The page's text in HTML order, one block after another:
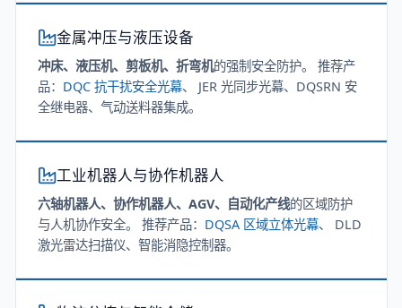
金属冲压与液压设备
冲床、液压机、剪板机、折弯机的强制安全防护。 推荐产
品： DQC 抗干扰安全光幕、 JER 光同步光幕、DQSRN 安
全继电器、气动送料器集成。
工业机器人与协作机器人
六轴机器人、协作机器人、AGV、自动化产线的区域防护
与人机协作安全。 推荐产品： DQSA 区域立体光幕、 DLD
激光雷达扫描仪、智能消隐控制器。